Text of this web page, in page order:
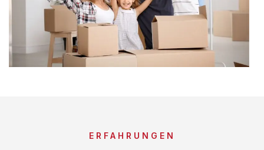
ERFAHRUNGEN